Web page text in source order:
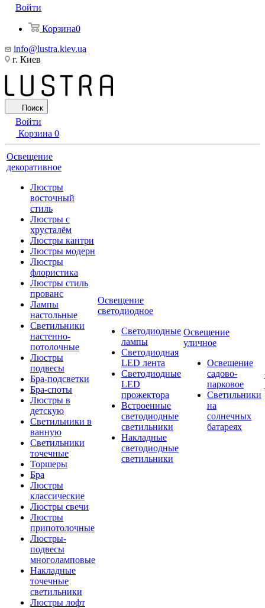
Войти
Корзина0
info@lustra.kiev.ua
г. Киев
Поиск
Войти
Корзина 0
Освещение
декоративное
Люстры
восточный
стиль
Люстры с
хрусталём
Люстры кантри
Люстры модерн
Люстры
флористика
Люстры стиль
прованс
Лампы
настольные
Светильники
настенно-
потолочные
Люстры
подвесы
Бра-подсветки
Бра-споты
Люстры в
детскую
Светильники в
ванную
Светильники
точечные
Торшеры
Бра
Люстры
классические
Люстры свечи
Люстры
припотолочные
Люстры-
подвесы
многоламповые
Накладные
точечные
светильники
Люстры лофт
Освещение
светодиодное
Светодиодные
лампы
Светодиодная
LED лента
Светодиодные
LED
прожектора
Встроенные
светодиодные
светильники
Накладные
светодиодные
светильники
Освещение
уличное
Освещение
садово-
парковое
Светильники
на
солнечных
батареях